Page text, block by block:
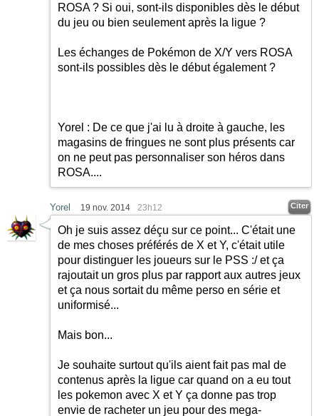
ROSA ? Si oui, sont-ils disponibles dès le début
du jeu ou bien seulement après la ligue ?
Les échanges de Pokémon de X/Y vers ROSA
sont-ils possibles dès le début également ?
Yorel : De ce que j'ai lu à droite à gauche, les
magasins de fringues ne sont plus présents car
on ne peut pas personnaliser son héros dans
ROSA....
Yorel 19 nov. 2014 23h12 Citer
Oh je suis assez déçu sur ce point... C'était une
de mes choses préférés de X et Y, c'était utile
pour distinguer les joueurs sur le PSS :/ et ça
rajoutait un gros plus par rapport aux autres jeux
et ça nous sortait du même perso en série et
uniformisé...
Mais bon...
Je souhaite surtout qu'ils aient fait pas mal de
contenus après la ligue car quand on a eu tout
les pokemon avec X et Y ça donne pas trop
envie de racheter un jeu pour des mega-